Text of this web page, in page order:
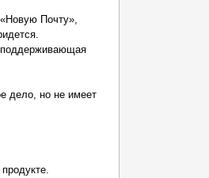
Почту»,
поддерживающая
дело, но не имеет